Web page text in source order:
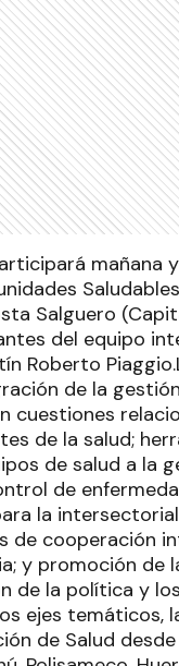
mañana
Salguero
del equipo
Roberto
de la
cuestiones
de la salud;
de salud a la
de
la
cooperación
y promoción de
de la política y
ejes temáticos,
de Salud